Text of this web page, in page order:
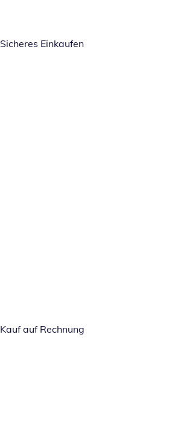
Sicheres Einkaufen
Kauf auf Rechnung